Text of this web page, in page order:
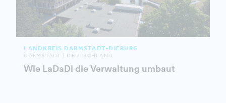
LANDKREIS DARMSTADT-DIEBURG
DARMSTADT | DEUTSCHLAND
Wie LaDaDi die Verwaltung umbaut